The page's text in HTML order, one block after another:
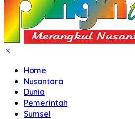
Home
Nusantara
Dunia
Pemerintah
Sumsel